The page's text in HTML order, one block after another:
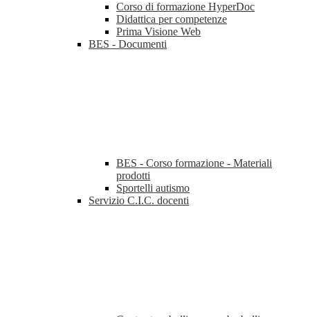
Corso di formazione HyperDoc
Didattica per competenze
Prima Visione Web
BES - Documenti
BES - Corso formazione - Materiali
prodotti
Sportelli autismo
Servizio C.I.C. docenti